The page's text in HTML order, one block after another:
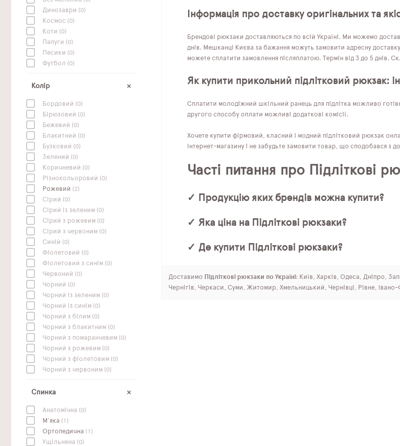
Динозаври (0)
Космос (0)
Коти (0)
Папуги (0)
Песики (0)
Футбол (0)
Колір
Бордовий (0)
Бірюзовий (0)
Бежевий (0)
Блакитний (0)
Бузковий (0)
Зелений (0)
Коричневий (0)
Різнокольоровий (0)
Рожевий (2)
Сірий (0)
Сірий із зеленим (0)
Сірий з рожевим (0)
Сірий з червоним (0)
Синій (0)
Фіолетовий (0)
Фіолетовий з синім (0)
Червоний (0)
Чорний (0)
Чорний із зеленим (0)
Чорний із синім (0)
Чорний з білим (0)
Чорний з блакитним (0)
Чорний з помаранчевим (0)
Чорний з рожевим (0)
Чорний з фіолетовим (0)
Чорний з червоним (0)
Спинка
Анатомічна (0)
М'яка (1)
Ортопедична (1)
Ущільнена (0)
Інформація про доставку оригінальних та
Брендові рюкзаки доставляються по всій Україні. Ми можемо
днів. Мешканці Києва за бажання можуть замовити адресну
можете сплатити замовлення післяплатою. Термін від 3 до 5 днів.
Як купити прикольний підлітковий рюкзак:
Сплатити молодіжний шкільний ранець для підлітка можливо
другого способу оплати можливі додаткові комісії.
Хочете купити фірмовий, класний і модний підлітковий рюкзак
інтернет-магазину і не забудьте замовити товар, що сподобався з
Часті питання про Підліткові
✓ Продукцію яких брендів можна купити?
✓ Яка ціна на Підліткові рюкзаки?
✓ Де купити Підліткові рюкзаки?
Доставимо Підліткові рюкзаки по Україні : Київ, Харків, Одеса, Дніпро,
Чернігів, Черкаси, Суми, Житомир, Хмельницький, Чернівці, Рівне,